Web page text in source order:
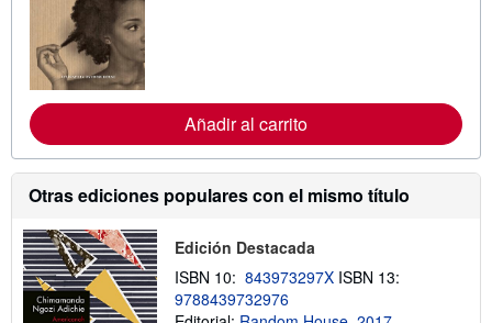
a
ó
o
a
Añadir al carrito
Otras ediciones populares con el mismo título
Edición Destacada
ISBN 10: 843973297X ISBN 13:
9788439732976